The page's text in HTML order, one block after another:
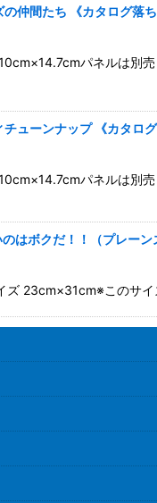
仲間たち 《カタログ
パネルは別
ューンナップ 《カタ
パネルは別
はボクだ！！（プレー
ズ 23cm×31cm※このサ